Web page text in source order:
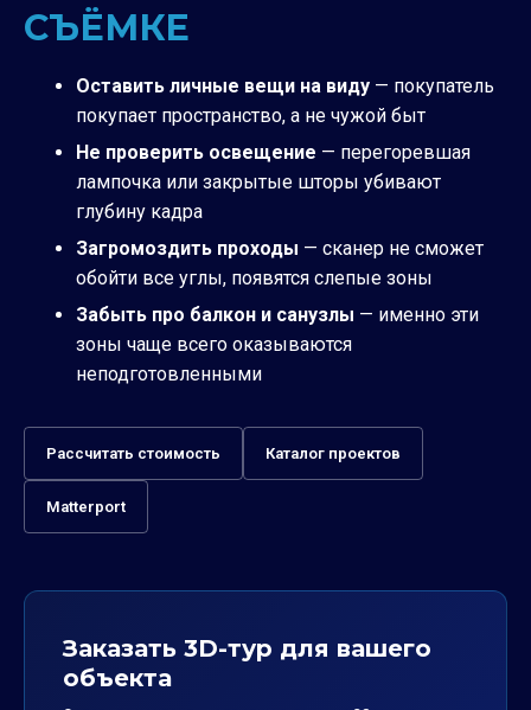
СЪЁМКЕ
Оставить личные вещи на виду — покупатель
покупает пространство, а не чужой быт
Не проверить освещение — перегоревшая
лампочка или закрытые шторы убивают
глубину кадра
Загромоздить проходы — сканер не сможет
обойти все углы, появятся слепые зоны
Забыть про балкон и санузлы — именно эти
зоны чаще всего оказываются
неподготовленными
Рассчитать стоимость Каталог проектов
Matterport
Заказать 3D-тур для вашего
объекта